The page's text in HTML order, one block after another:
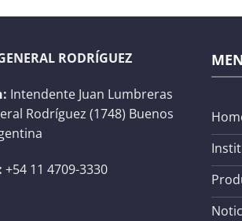
RODRÍGUEZ
Intendente Juan Lumbreras
Rodríguez (1748) Buenos
+54 11 4709-3330